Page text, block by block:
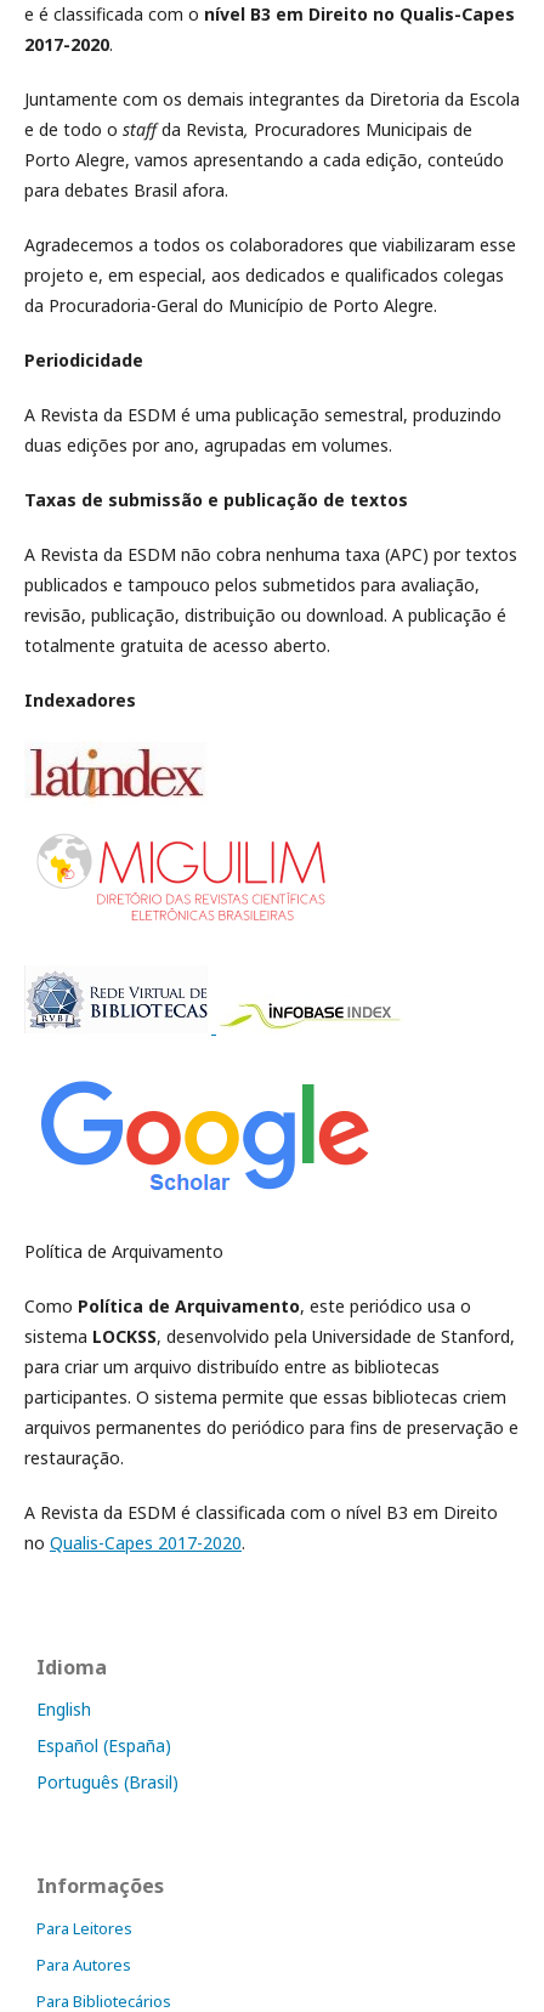
e é classificada com o nível B3 em Direito no Qualis-Capes
2017-2020.
Juntamente com os demais integrantes da Diretoria da Escola
e de todo o staffda Revista, Procuradores Municipais de
Porto Alegre, vamos apresentando a cada edição, conteúdo
para debates Brasil afora.
Agradecemos a todos os colaboradores que viabilizaram esse
projeto e, em especial, aos dedicados e qualificados colegas
da Procuradoria-Geral do Município de Porto Alegre.
Periodicidade
A Revista da ESDM é uma publicação semestral, produzindo
duas edições por ano, agrupadas em volumes.
Taxas de submissão e publicação de textos
A Revista da ESDM não cobra nenhuma taxa (APC) por textos
publicados e tampouco pelos submetidos para avaliação,
revisão, publicação, distribuição ou download. A publicação é
totalmente gratuita de acesso aberto.
Indexadores
Política de Arquivamento
Como Política de Arquivamento, este periódico usa o
sistema LOCKSS, desenvolvido pela Universidade de Stanford,
para criar um arquivo distribuído entre as bibliotecas
participantes. O sistema permite que essas bibliotecas criem
arquivos permanentes do periódico para fins de preservação e
restauração.
A Revista da ESDM é classificada com o nível B3 em Direito
no Qualis-Capes 2017-2020.
Idioma
English
Español (España)
Português (Brasil)
Informações
Para Leitores
Para Autores
Para Bibliotecários